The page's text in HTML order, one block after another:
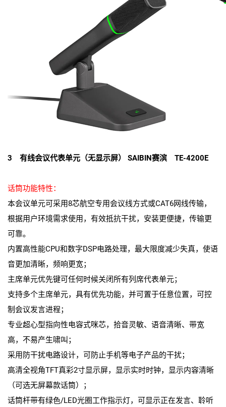
3 有线会议代表单元（无显示屏） SAIBIN赛滨 TE-4200E
话筒功能特性：
本会议单元可采用8芯航空专用会议线方式或CAT6网线传输，
根据用户环境需求使用，有效抵抗干扰，安装更便捷，传输更
可靠。
内置高性能CPU和数字DSP电路处理，最大限度减少失真，使语
音更加清晰，频响更宽；
主席单元优先键可任何时候关闭所有列席代表单元；
支持多个主席单元，具有优先功能，并可置于任意位置，可控
制会议发言进程；
专业超心型指向性电容式咪芯，拾音灵敏、语音清晰、带宽
高，不易产生啸叫；
采用防干扰电路设计，可防止手机等电子产品的干扰；
高清全视角TFT真彩2寸显示屏，显示实时时钟，显示内容清晰
（可选无屏幕款话筒）；
话筒杆带有绿色/LED光圈工作指示灯，可显示正在发言、聆听